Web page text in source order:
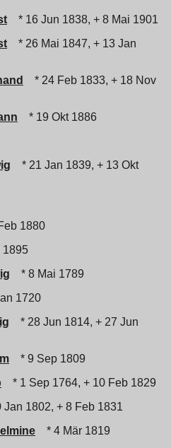
* 16 Jun 1838, + 8 Mai 1901
* 26 Mai 1847, + 13 Jan
* 24 Feb 1833, + 18 Nov
* 19 Okt 1886
* 21 Jan 1839, + 13 Okt
1880
1895
* 8 Mai 1789
1720
* 28 Jun 1814, + 27 Jun
* 9 Sep 1809
* 1 Sep 1764, + 10 Feb 1829
Jan 1802, + 8 Feb 1831
* 4 Mär 1819